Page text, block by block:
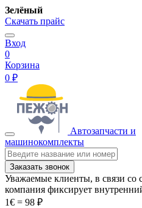
Зелёный
Скачать прайс
Вход
0
Корзина
0 ₽
Автозапчасти и
машинокомплекты
Заказать звонок
Уважаемые клиенты, в связи
компания фиксирует
1€ = 98 ₽